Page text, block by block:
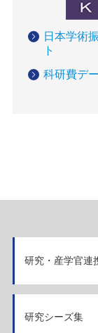
日本学術
ト
科研費デ
研究・産学官連
研究シーズ集